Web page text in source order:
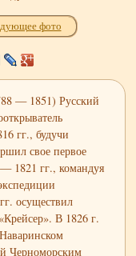
фото
— 1851) Русский
гг., будучи
свое первое
1821 гг., командуя
осуществил
В 1826 г.
Черноморским